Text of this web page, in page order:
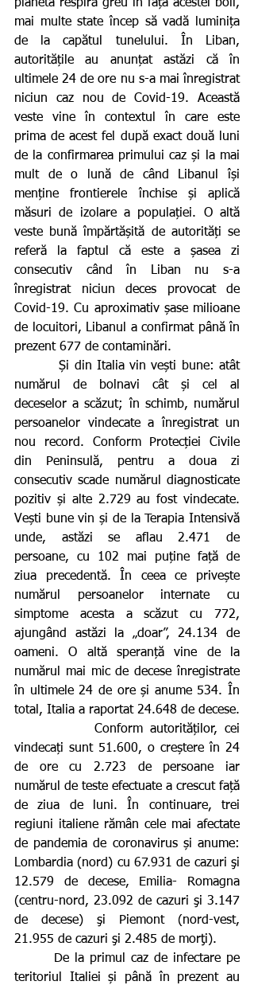
planeta respiră greu în fața acestei boli,
mai multe state încep să vadă luminița
de la capătul tunelului. În Liban,
autoritățile au anunțat astăzi că în
ultimele 24 de ore nu s-a mai înregistrat
niciun caz nou de Covid-19. Această
veste vine în contextul în care este
prima de acest fel după exact două luni
de la confirmarea primului caz și la mai
mult de o lună de când Libanul își
menține frontierele închise și aplică
măsuri de izolare a populației. O altă
veste bună împărtășită de autorități se
referă la faptul că este a șasea zi
consecutiv când în Liban nu s-a
înregistrat niciun deces provocat de
Covid-19. Cu aproximativ șase milioane
de locuitori, Libanul a confirmat până în
prezent 677 de contaminări.
         Și din Italia vin vești bune: atât
numărul de bolnavi cât și cel al
deceselor a scăzut; în schimb, numărul
persoanelor vindecate a înregistrat un
nou record. Conform Protecției Civile
din Peninsulă, pentru a doua zi
consecutiv scade numărul diagnosticate
pozitiv și alte 2.729 au fost vindecate.
Vești bune vin și de la Terapia Intensivă
unde, astăzi se aflau 2.471 de
persoane, cu 102 mai puține față de
ziua precedentă. În ceea ce privește
numărul persoanelor internate cu
simptome acesta a scăzut cu 772,
ajungând astăzi la „doar”, 24.134 de
oameni. O altă speranță vine de la
numărul mai mic de decese înregistrate
în ultimele 24 de ore și anume 534. În
total, Italia a raportat 24.648 de decese.
vindecați sunt 51.600, o creștere în 24
de ore cu 2.723 de persoane iar
numărul de teste efectuate a crescut față
de ziua de luni. În continuare, trei
regiuni italiene rămân cele mai afectate
de pandemia de coronavirus și anume:
Lombardia (nord) cu 67.931 de cazuri şi
12.579 de decese, Emilia- Romagna
(centru-nord, 23.092 de cazuri şi 3.147
de decese) şi Piemont (nord-vest,
21.955 de cazuri şi 2.485 de morţi).
teritoriul Italiei și până în prezent au